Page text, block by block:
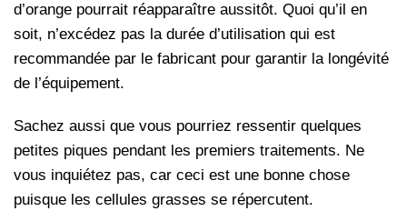
d’orange pourrait réapparaître aussitôt. Quoi qu’il en
soit, n’excédez pas la durée d’utilisation qui est
recommandée par le fabricant pour garantir la longévité
de l’équipement.
Sachez aussi que vous pourriez ressentir quelques
petites piques pendant les premiers traitements. Ne
vous inquiétez pas, car ceci est une bonne chose
puisque les cellules grasses se répercutent.